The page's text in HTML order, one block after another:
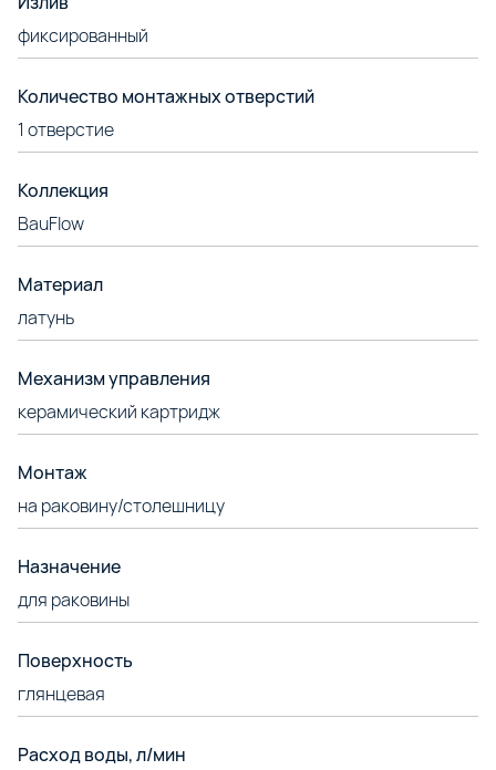
фиксированный
Количество монтажных отверстий
1 отверстие
Коллекция
BauFlow
Материал
латунь
Механизм управления
керамический картридж
Монтаж
на раковину/столешницу
Назначение
для раковины
Поверхность
глянцевая
Расход воды, л/мин